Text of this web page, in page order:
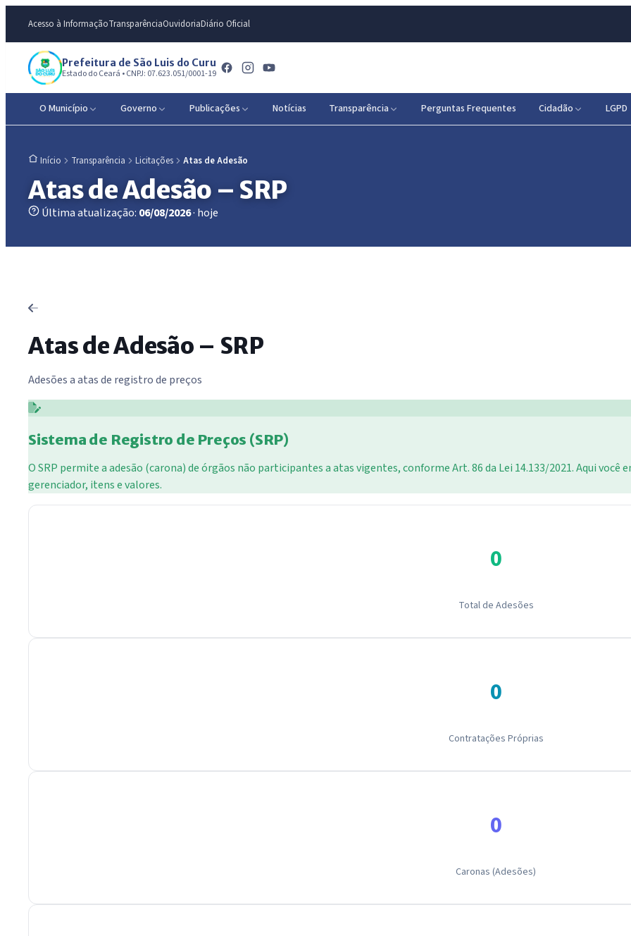
Acesso à InformaçãoTransparênciaOuvidoriaDiário Oficial
Prefeitura de São Luis do Curu
Estado do Ceará • CNPJ: 07.623.051/0001-19
O Município Governo Publicações Notícias Transparência Perguntas Frequentes Cidadão LGPD
Início Transparência Licitações Atas de Adesão
Atas de Adesão – SRP
Última atualização: 06/08/2026· hoje
Atas de Adesão – SRP
Adesões a atas de registro de preços
Sistema de Registro de Preços (SRP)
O SRP permite a adesão (carona) de órgãos não participantes a atas vigentes, conforme Art. 86 da Lei 14.133/2021. Aqui
gerenciador, itens e valores.
0
Total de Adesões
0
Contratações Próprias
0
Caronas (Adesões)